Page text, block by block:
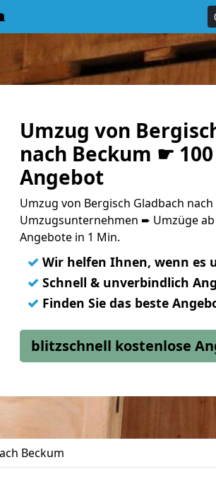
Umzug von
nach Beckum ☛
Angebot
Umzug von Bergisch Gladbach nach
Umzugsunternehmen ➨ Umzüge ab
Angebote in 1 Min.
✓ Wir helfen Ihnen, wenn es
✓ Schnell & unverbindlich
✓ Finden Sie das beste
blitzschnell kostenlose
Beckum